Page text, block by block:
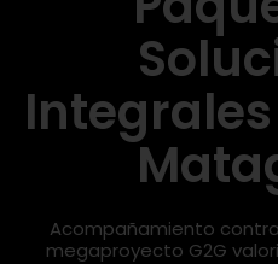
Integrales
Acompañamiento
megaproyecto G2G